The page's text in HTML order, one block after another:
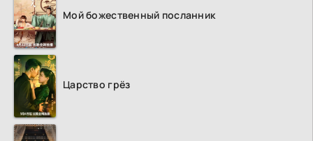
Мой божественный посланник
Царство грёз